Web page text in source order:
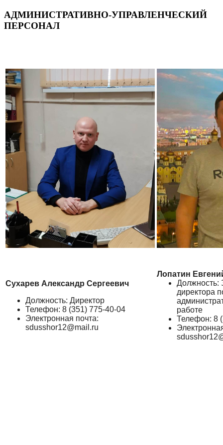
АДМИНИСТРАТИВНО-УПРАВЛЕНЧЕСКИЙ
ПЕРСОНАЛ
Сухарев Александр Сергеевич
Должность: Директор
Телефон: 8 (351) 775-40-04
Электронная почта:
sdusshor12@mail.ru
Лопатин
Должность:
директора
работе
Телефон: 8